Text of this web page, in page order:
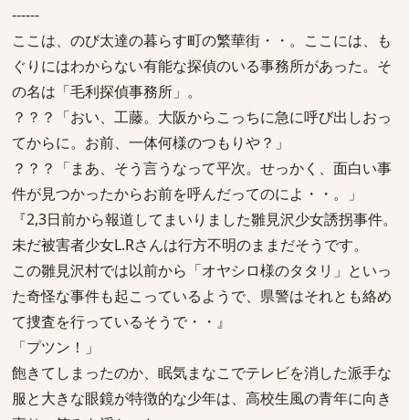
------
ここは、のび太達の暮らす町の繁華街・・。ここには、も
ぐりにはわからない有能な探偵のいる事務所があった。そ
の名は「毛利探偵事務所」。
？？？「おい、工藤。大阪からこっちに急に呼び出しおっ
てからに。お前、一体何様のつもりや？」
？？？「まあ、そう言うなって平次。せっかく、面白い事
件が見つかったからお前を呼んだってのによ・・。」
『2,3日前から報道してまいりました雛見沢少女誘拐事件。
未だ被害者少女L.Rさんは行方不明のままだそうです。
この雛見沢村では以前から「オヤシロ様のタタリ」といっ
た奇怪な事件も起こっているようで、県警はそれとも絡め
て捜査を行っているそうで・・』
「プツン！」
飽きてしまったのか、眠気まなこでテレビを消した派手な
服と大きな眼鏡が特徴的な少年は、高校生風の青年に向き